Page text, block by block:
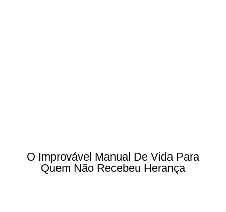
O Improvável Manual De Vida Para
Quem Não Recebeu Herança